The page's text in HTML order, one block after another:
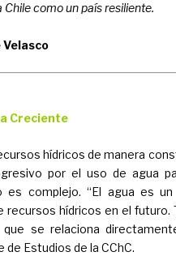
como un país resiliente.
Velasco
Creciente
hídricos de manera
por el uso de agua
es complejo. “El agua es
hídricos en el futuro.
se relaciona
Estudios de la CChC.